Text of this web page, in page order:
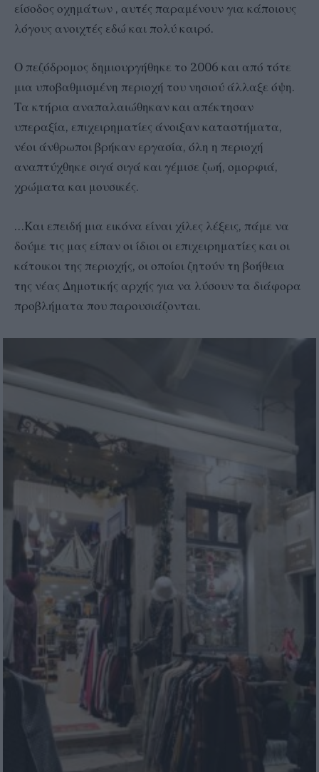
είσοδος οχημάτων , αυτές παραμένουν για κάποιους
λόγους ανοιχτές εδώ και πολύ καιρό.
Ο πεζόδρομος δημιουργήθηκε το 2006 και από τότε
μια υποβαθμισμένη περιοχή του νησιού άλλαξε όψη.
Τα κτήρια αναπαλαιώθηκαν και απέκτησαν
υπεραξία, επιχειρηματίες άνοιξαν καταστήματα,
νέοι άνθρωποι βρήκαν εργασία, όλη η περιοχή
αναπτύχθηκε σιγά σιγά και γέμισε ζωή, ομορφιά,
χρώματα και μουσικές.
…Και επειδή μια εικόνα είναι χίλες λέξεις, πάμε να
δούμε τις μας είπαν οι ίδιοι οι επιχειρηματίες και οι
κάτοικοι της περιοχής, οι οποίοι ζητούν τη βοήθεια
της νέας Δημοτικής αρχής για να λύσουν τα διάφορα
προβλήματα που παρουσιάζονται.